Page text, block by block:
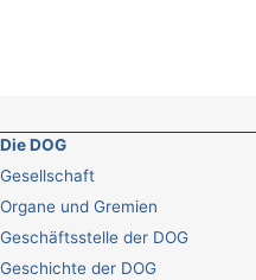
Die DOG
Gesellschaft
Organe und Gremien
Geschäftsstelle der DOG
Geschichte der DOG